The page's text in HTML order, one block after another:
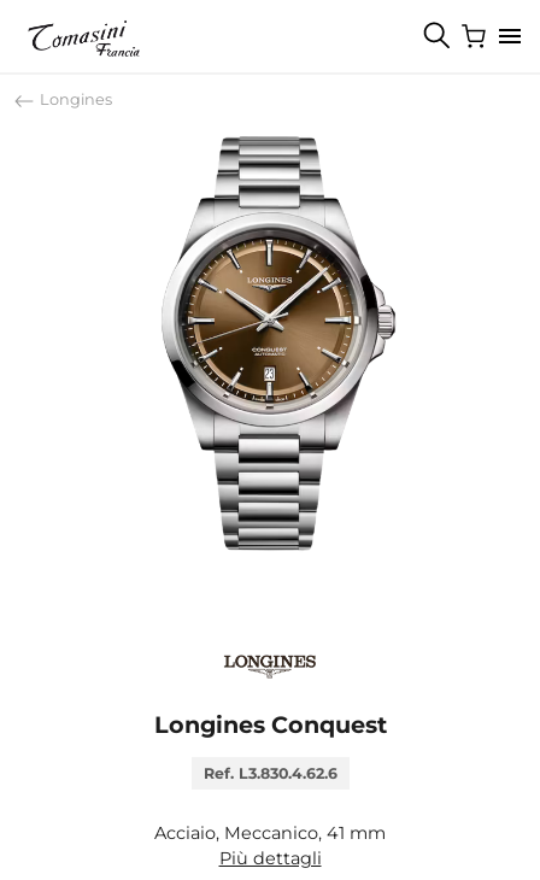
Longines
Longines Conquest
Ref. L3.830.4.62.6
Acciaio, Meccanico, 41 mm
Più dettagli